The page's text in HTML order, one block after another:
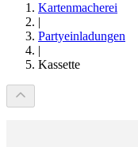
Kartenmacherei
|
Partyeinladungen
|
Kassette